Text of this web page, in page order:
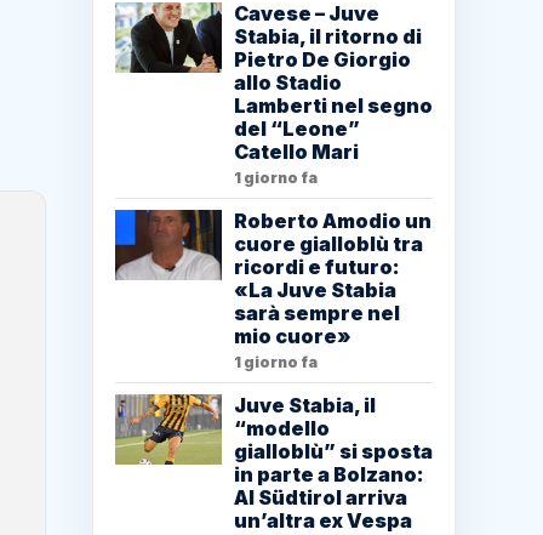
Cavese – Juve
Stabia, il ritorno di
Pietro De Giorgio
allo Stadio
Lamberti nel segno
del “Leone”
Catello Mari
1 giorno fa
Roberto Amodio un
cuore gialloblù tra
ricordi e futuro:
«La Juve Stabia
sarà sempre nel
mio cuore»
1 giorno fa
Juve Stabia, il
“modello
gialloblù” si sposta
in parte a Bolzano:
Al Südtirol arriva
un’altra ex Vespa